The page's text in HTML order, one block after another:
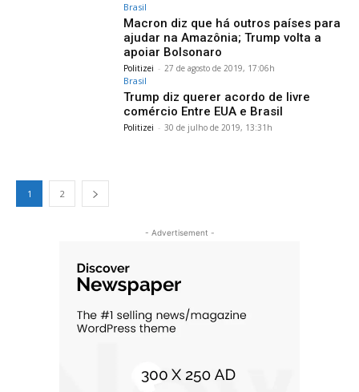
Brasil
Macron diz que há outros países para
ajudar na Amazônia; Trump volta a
apoiar Bolsonaro
Politizei - 27 de agosto de 2019, 17:06h
Brasil
Trump diz querer acordo de livre
comércio Entre EUA e Brasil
Politizei - 30 de julho de 2019, 13:31h
1 2
- Advertisement -